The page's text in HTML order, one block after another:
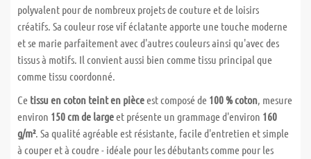
polyvalent pour de nombreux projets de couture et de loisirs
créatifs. Sa couleur rose vif éclatante apporte une touche moderne
et se marie parfaitement avec d'autres couleurs ainsi qu'avec des
tissus à motifs. Il convient aussi bien comme tissu principal que
comme tissu coordonné.
Ce tissu en coton teint en pièceest composé de 100 % coton, mesure
environ 150 cm de largeet présente un grammage d'environ 160
g/m². Sa qualité agréable est résistante, facile d'entretien et simple
à couper et à coudre - idéale pour les débutants comme pour les